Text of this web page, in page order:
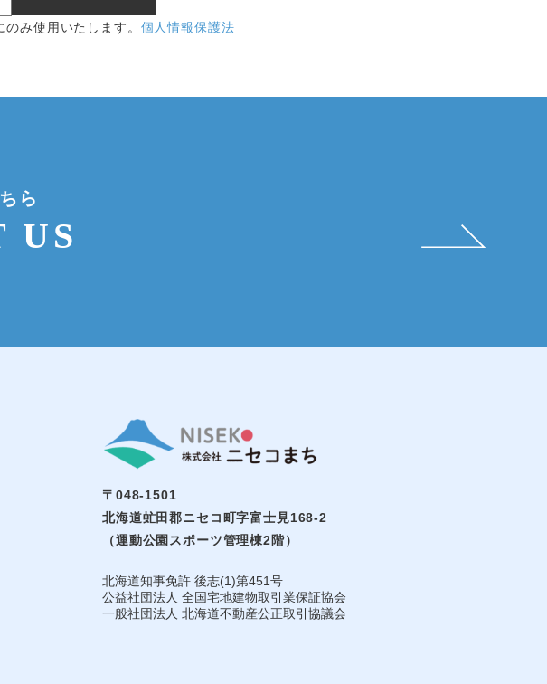
み使用いたします。 個人情報保護法
ら
US
〒048-1501
北海道虻田郡ニセコ町字富士見168-2
（運動公園スポーツ管理棟2階）
北海道知事免許 後志(1)第451号
公益社団法⼈ 全国宅地建物取引業保証協会
一般社団法人 北海道不動産公正取引協議会